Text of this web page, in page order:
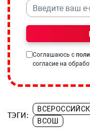
Соглашаюсь с
согласие на
ТЭГИ:
ВСОШ